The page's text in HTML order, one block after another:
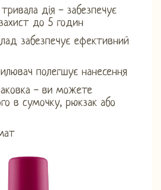
дія - забезпечує
до 5 годин
забезпечує ефективний
полегшує нанесення
- ви можете
в сумочку, рюкзак або